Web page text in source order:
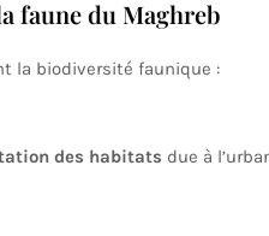
faune du Maghreb
la biodiversité faunique :
des habitats due à